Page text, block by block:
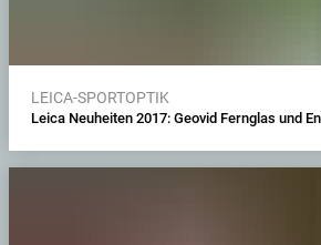
LEICA-SPORTOPTIK
Leica Neuheiten 2017: Geovid Fernglas und